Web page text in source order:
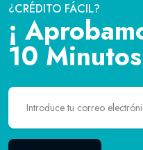
¿CRÉDITO FÁCIL?
¡
10